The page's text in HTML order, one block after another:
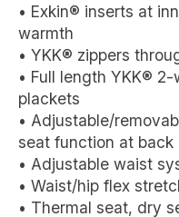
• Exkin® inserts at
warmth
• YKK® zippers
• Full length YKK®
plackets
• Adjustable/
seat function at back
• Adjustable waist
• Waist/hip flex
• Thermal seat, dry